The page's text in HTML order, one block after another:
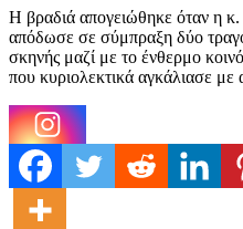
Η βραδιά απογειώθηκε όταν η
απόδωσε σε σύμπραξη δύο
σκηνής μαζί με το ένθερμο κοινό
που κυριολεκτικά αγκάλιασε